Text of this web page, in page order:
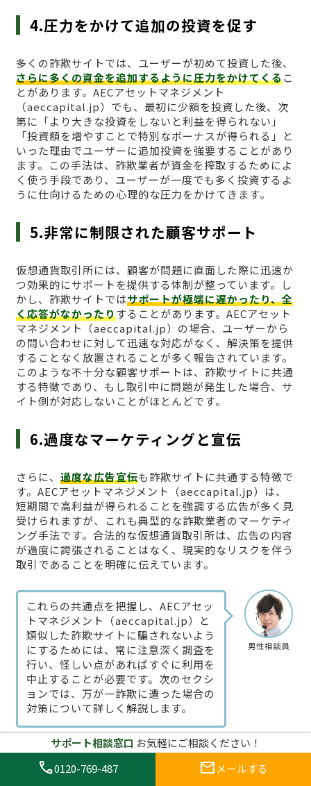
4.圧力をかけて追加の投資を促す
多くの詐欺サイトでは、ユーザーが初めて投資した後、
さらに多くの資金を追加するように圧力をかけてくるこ
とがあります。AECアセットマネジメント
（aeccapital.jp）でも、最初に少額を投資した後、次
第に「より大きな投資をしないと利益を得られない」
「投資額を増やすことで特別なボーナスが得られる」と
いった理由でユーザーに追加投資を強要することがあり
ます。この手法は、詐欺業者が資金を搾取するためによ
く使う手段であり、ユーザーが一度でも多く投資するよ
うに仕向けるための心理的な圧力をかけてきます。
5.非常に制限された顧客サポート
仮想通貨取引所には、顧客が問題に直面した際に迅速か
つ効果的にサポートを提供する体制が整っています。し
かし、詐欺サイトではサポートが極端に遅かったり、全
く応答がなかったりすることがあります。AECアセット
マネジメント（aeccapital.jp）の場合、ユーザーから
の問い合わせに対して迅速な対応がなく、解決策を提供
することなく放置されることが多く報告されています。
このような不十分な顧客サポートは、詐欺サイトに共通
する特徴であり、もし取引中に問題が発生した場合、サ
イト側が対応しないことがほとんどです。
6.過度なマーケティングと宣伝
さらに、 過度な広告宣伝も詐欺サイトに共通する特徴で
す。AECアセットマネジメント（aeccapital.jp）は、
短期間で高利益が得られることを強調する広告が多く見
受けられますが、これも典型的な詐欺業者のマーケティ
ング手法です。合法的な仮想通貨取引所は、広告の内容
が過度に誇張されることはなく、現実的なリスクを伴う
取引であることを明確に伝えています。
男性相談員
これらの共通点を把握し、AECアセッ
トマネジメント（aeccapital.jp）と
類似した詐欺サイトに騙されないよう
にするためには、常に注意深く調査を
行い、怪しい点があればすぐに利用を
中止することが必要です。次のセクシ
ョンでは、万が一詐欺に遭った場合の
対策について詳しく解説します。
被害に遭ったらどうする？AECアセ
サポート相談窓口 お気軽にご相談ください！
call0120-769-487 mail メールする